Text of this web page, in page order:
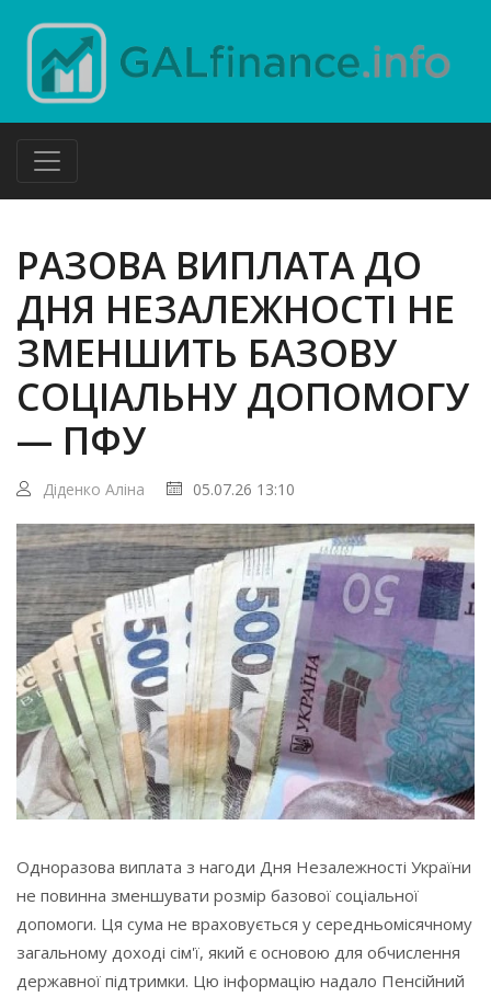
РАЗОВА ВИПЛАТА ДО
ДНЯ НЕЗАЛЕЖНОСТІ НЕ
ЗМЕНШИТЬ БАЗОВУ
СОЦІАЛЬНУ ДОПОМОГУ
— ПФУ
Діденко Аліна 05.07.26 13:10
Одноразова виплата з нагоди Дня Незалежності України
не повинна зменшувати розмір базової соціальної
допомоги. Ця сума не враховується у середньомісячному
загальному доході сім'ї, який є основою для обчислення
державної підтримки. Цю інформацію надало Пенсійний